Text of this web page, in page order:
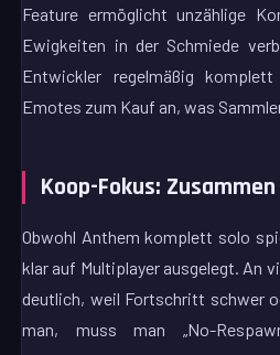
Feature ermöglicht unzählige
Ewigkeiten in der Schmiede
Entwickler regelmäßig
Emotes zum Kauf an, was
Koop-Fokus:
Obwohl Anthem komplett solo
klar auf Multiplayer ausgelegt. An
deutlich, weil Fortschritt schwer
man, muss man „No-